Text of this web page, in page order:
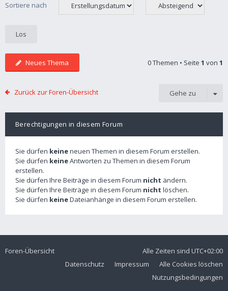
Sortiere nach
Neues Thema 0 Themen • Seite 1 von 1
Zurück zur Foren-Übersicht Gehe zu
Berechtigungen in diesem Forum
Sie dürfen keineneuen Themen in diesem Forum erstellen.
Sie dürfen keineAntworten zu Themen in diesem Forum
erstellen.
Sie dürfen Ihre Beiträge in diesem Forum nicht ändern.
Sie dürfen Ihre Beiträge in diesem Forum nicht löschen.
Sie dürfen keineDateianhänge in diesem Forum erstellen.
Foren-Übersicht Alle Zeiten sind UTC+02:00
Alle Cookies löschen
Impressum
Datenschutz
Nutzungsbedingungen